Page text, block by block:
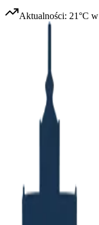
Aktualności: 21°C w